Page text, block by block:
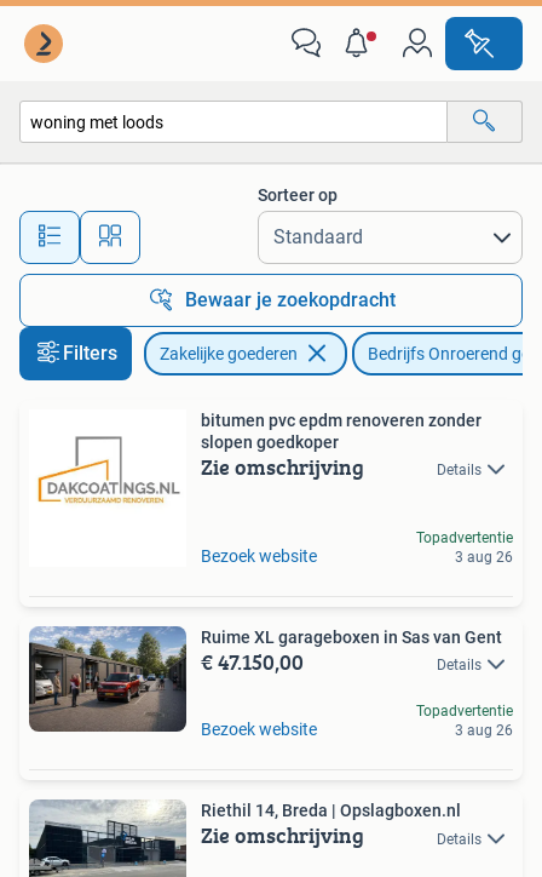
Alle afstanden…
Sorteer op
Bewaar je zoekopdracht
Filters Zakelijke goederen Bedrijfs Onroerend
bitumen pvc epdm renoveren zonder
slopen goedkoper
Zie omschrijving Details
Bezoek website
Topadvertentie
3 aug 26
Ruime XL garageboxen in Sas van Gent
€ 47.150,00 Details
Bezoek website
Topadvertentie
3 aug 26
Riethil 14, Breda | Opslagboxen.nl
Zie omschrijving Details